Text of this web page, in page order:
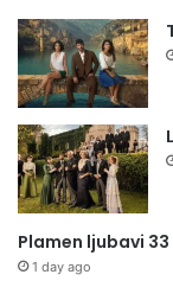
Plamen ljubavi
1 day ago